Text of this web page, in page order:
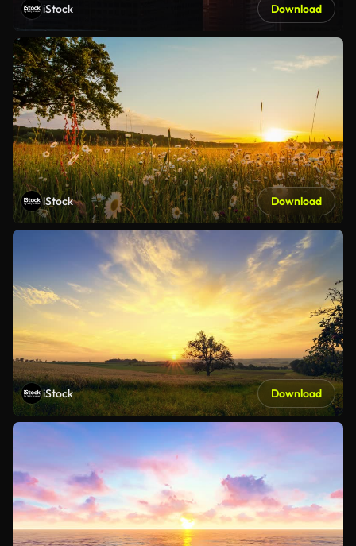
iStock Download
iStock Download
iStock Download